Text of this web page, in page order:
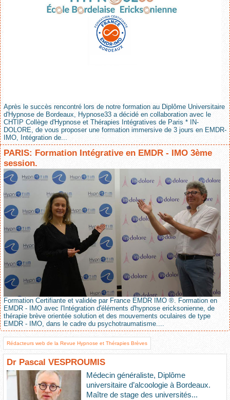
Après le succès rencontré lors de notre formation au Diplôme Universitaire
d'Hypnose de Bordeaux, Hypnose33 a décidé en collaboration avec le
CHTIP Collège d'Hypnose et Thérapies Intégratives de Paris * IN-
DOLORE, de vous proposer une formation immersive de 3 jours en EMDR-
IMO, Intégration de...
PARIS: Formation Intégrative en EMDR - IMO 3ème
session.
Formation Certifiante et validée par France EMDR IMO ®. Formation en
EMDR - IMO avec l'Intégration d'éléments d'hypnose ericksonienne, de
thérapie brève orientée solution et des mouvements oculaires de type
EMDR - IMO, dans le cadre du psychotraumatisme....
Rédacteurs web de la Revue Hypnose et Thérapies Brèves
Dr Pascal VESPROUMIS
Médecin généraliste, Diplôme
universitaire d’alcoologie à Bordeaux.
Maître de stage des universités...